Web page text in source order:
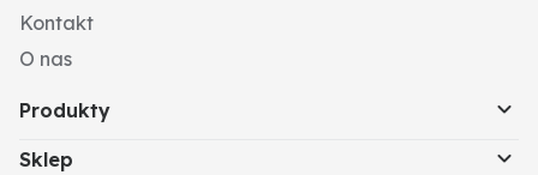
Kontakt
O nas
Produkty
Sklep